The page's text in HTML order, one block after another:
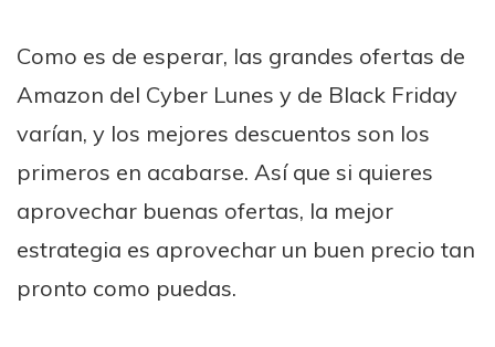
Como es de esperar, las grandes ofertas de
Amazon del Cyber Lunes y de Black Friday
varían, y los mejores descuentos son los
primeros en acabarse. Así que si quieres
aprovechar buenas ofertas, la mejor
estrategia es aprovechar un buen precio tan
pronto como puedas.